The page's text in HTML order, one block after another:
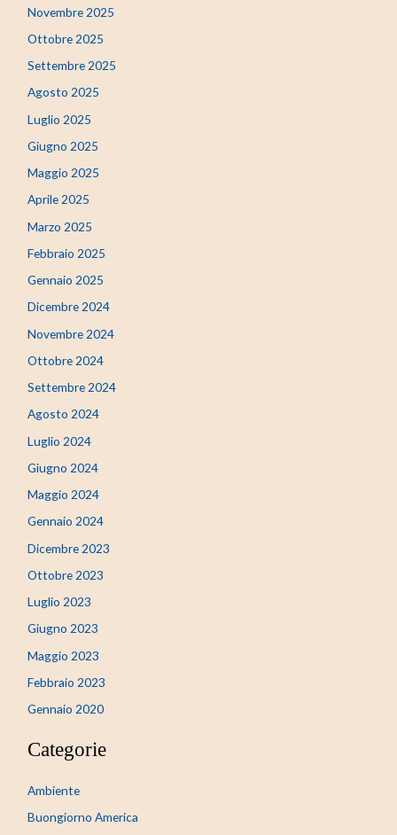
Novembre 2025
Ottobre 2025
Settembre 2025
Agosto 2025
Luglio 2025
Giugno 2025
Maggio 2025
Aprile 2025
Marzo 2025
Febbraio 2025
Gennaio 2025
Dicembre 2024
Novembre 2024
Ottobre 2024
Settembre 2024
Agosto 2024
Luglio 2024
Giugno 2024
Maggio 2024
Gennaio 2024
Dicembre 2023
Ottobre 2023
Luglio 2023
Giugno 2023
Maggio 2023
Febbraio 2023
Gennaio 2020
Categorie
Ambiente
Buongiorno America